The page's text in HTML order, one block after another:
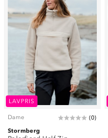
LAVPRIS
Dame (0)
Stormberg